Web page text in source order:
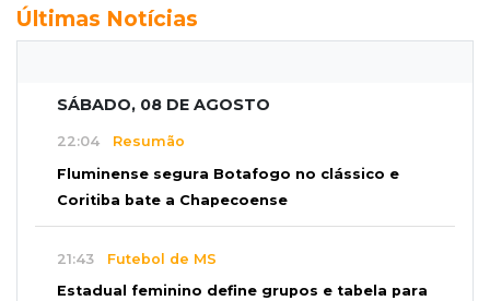
Últimas Notícias
SÁBADO, 08 DE AGOSTO
22:04 Resumão
Fluminense segura Botafogo no clássico e
Coritiba bate a Chapecoense
21:43 Futebol de MS
Estadual feminino define grupos e tabela para